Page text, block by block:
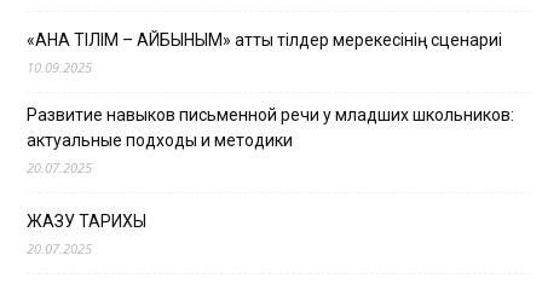
«АНА ТІЛІМ – АЙБЫНЫМ» атты тілдер мерекесінің сценариі
10.09.2025
Развитие навыков письменной речи у младших школьников:
актуальные подходы и методики
20.07.2025
ЖАЗУ ТАРИХЫ
20.07.2025